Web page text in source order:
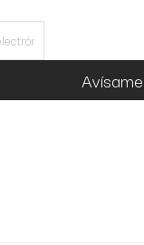
Avísame